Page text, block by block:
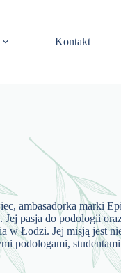
Kontakt
ambasadorka marki
pasja do podologii
w Łodzi. Jej misją jest
podologami,